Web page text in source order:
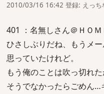
2010/03/16 16:42 登録: えっち
401 ：名無しさん＠ＨＯ
ひさしぶりだね、もうメ
思っていたけれど。
もう俺のことは吹っ切れた
そうでなかったらごめん